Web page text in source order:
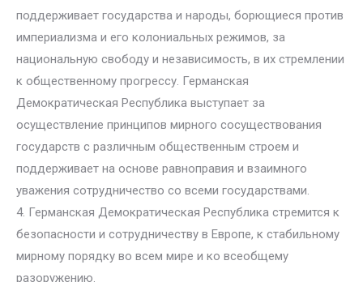
поддерживает государства и народы, борющиеся против
империализма и его колониальных режимов, за
национальную свободу и независимость, в их стремлении
к общественному прогрессу. Германская
Демократическая Республика выступает за
осуществление принципов мирного сосуществования
государств с различным общественным строем и
поддерживает на основе равноправия и взаимного
уважения сотрудничество со всеми государствами.
4. Германская Демократическая Республика стремится к
безопасности и сотрудничеству в Европе, к стабильному
мирному порядку во всем мире и ко всеобщему
разоружению.